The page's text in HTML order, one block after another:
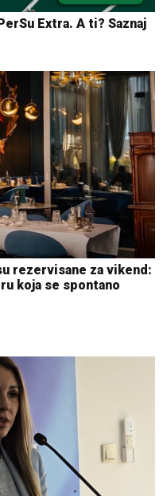
Extra. A ti? Saznaj
rezervisane za vikend:
koja se spontano